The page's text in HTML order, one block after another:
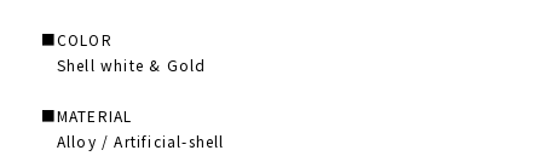
■COLOR
Shell white & Gold
■MATERIAL
Alloy / Artificial-shell